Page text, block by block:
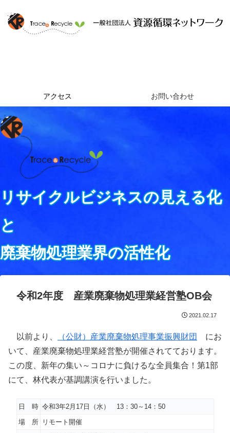
アクセス お問い合わせ
リサイクルビジネスの見える化
と
廃棄物処理業界の活性化
令和2年度 産業廃棄物処理業経営塾OB会
2021.02.17
以前より、 （公財）産業廃棄物処理事業振興財団
にお
いて、産業廃棄物処理業経営塾が開催されてております。
この度、新年の集い～コロナに負けるな全員集合！第1部
にて、林代表が基調講演を行いました。
日 時 令和3年2月17日（水） 13：30～14：50
場 所
リモート開催